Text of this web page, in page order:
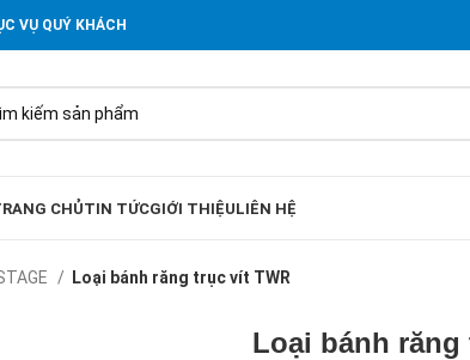
VỤ QUÝ KHÁCH
CHỦTIN TỨCGIỚI THIỆULIÊN HỆ
Loại bánh răng trục vít TWR
Loại bánh răng